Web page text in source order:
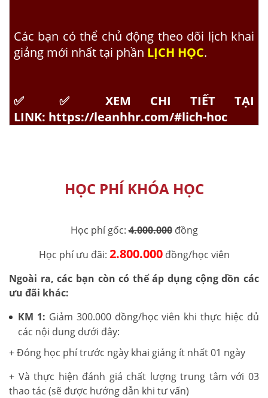
Các bạn có thể chủ động theo dõi lịch khai
giảng mới nhất tại phần LỊCH HỌC.
✅✅ XEM CHI TIẾT TẠI
LINK: https://leanhhr.com/#lich-hoc
HỌC PHÍ KHÓA HỌC
Học phí gốc:4.000.000đồng
Học phí ưu đãi: 2.800.000đồng/học viên
Ngoài ra, các bạn còn có thể áp dụng cộng dồn các
ưu đãi khác:
KM 1: Giảm 300.000 đồng/học viên khi thực hiệc đủ
các nội dung dưới đây:
+ Đóng học phí trước ngày khai giảng ít nhất 01 ngày
+ Và thực hiện đánh giá chất lượng trung tâm với 03
thao tác (sẽ được hướng dẫn khi tư vấn)